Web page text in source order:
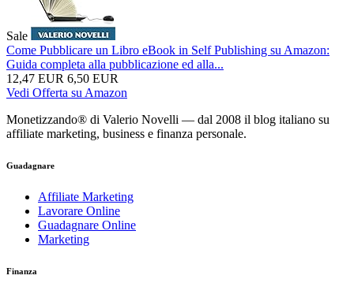
Sale
Come Pubblicare un Libro eBook in Self Publishing su Amazon:
Guida completa alla pubblicazione ed alla...
12,47 EUR 6,50 EUR
Vedi Offerta su Amazon
Monetizzando® di Valerio Novelli — dal 2008 il blog italiano su
affiliate marketing, business e finanza personale.
Guadagnare
Affiliate Marketing
Lavorare Online
Guadagnare Online
Marketing
Finanza